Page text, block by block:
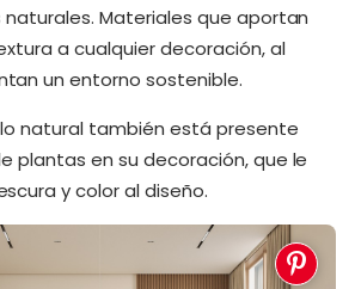
Materiales que aportan
a cualquier decoración, al
un entorno sostenible.
natural también está presente
plantas en su decoración, que le
y color al diseño.